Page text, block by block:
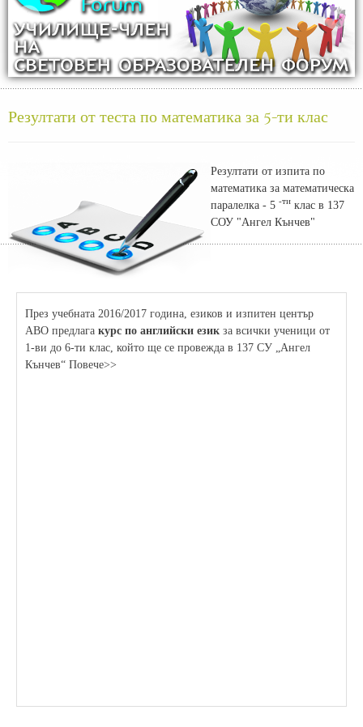
Резултати от теста по математика за 5-ти клас
Резултати от изпита по
математика за математическа
паралелка - 5 -ти клас в 137
СОУ "Ангел Кънчев"
През учебната 2016/2017 година, езиков и изпитен център
АВО предлага курс по английски език за всички ученици от
1-ви до 6-ти клас, който ще се провежда в 137 СУ „Ангел
Кънчев“ Повече>>